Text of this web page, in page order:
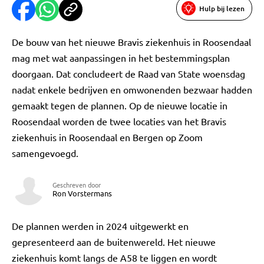
Hulp bij lezen
De bouw van het nieuwe Bravis ziekenhuis in Roosendaal
mag met wat aanpassingen in het bestemmingsplan
doorgaan. Dat concludeert de Raad van State woensdag
nadat enkele bedrijven en omwonenden bezwaar hadden
gemaakt tegen de plannen. Op de nieuwe locatie in
Roosendaal worden de twee locaties van het Bravis
ziekenhuis in Roosendaal en Bergen op Zoom
samengevoegd.
Geschreven door
Ron Vorstermans
De plannen werden in 2024 uitgewerkt en
gepresenteerd aan de buitenwereld. Het nieuwe
ziekenhuis komt langs de A58 te liggen en wordt